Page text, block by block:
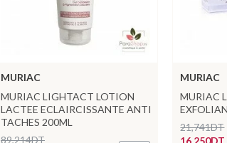
MURIAC
MURIAC LIGHTACT LOTION
LACTEE ECLAIRCISSANTE ANTI
TACHES 200ML
89,214DT
MURIAC
MURIAC
16,250DT
21,741DT